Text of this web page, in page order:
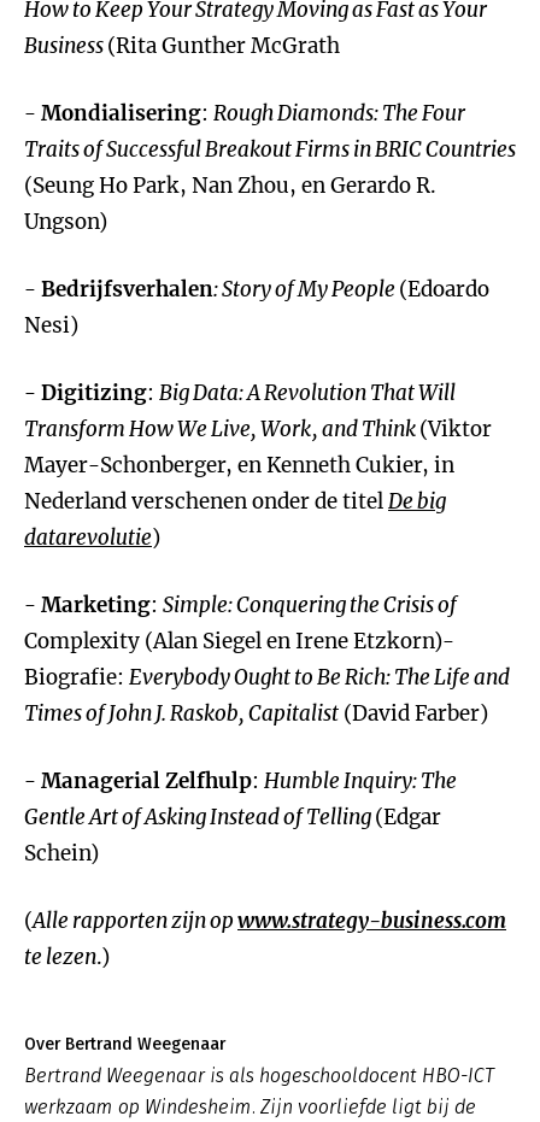
How to Keep Your Strategy Moving as Fast as Your
Business(Rita Gunther McGrath
- Mondialisering: Rough Diamonds: The Four
Traits of Successful Breakout Firms in BRIC Countries
(Seung Ho Park, Nan Zhou, en Gerardo R.
Ungson)
- Bedrijfsverhalen: Story of My People (Edoardo
Nesi)
- Digitizing: Big Data: A Revolution That Will
Transform How We Live, Work, and Think(Viktor
Mayer-Schonberger, en Kenneth Cukier, in
Nederland verschenen onder de titelDe big
datarevolutie)
- Marketing: Simple: Conquering the Crisis of
Complexity (Alan Siegel en Irene Etzkorn)-
Biografie: Everybody Ought to Be Rich: The Life and
Times of John J. Raskob, Capitalist (David Farber)
- Managerial Zelfhulp: Humble Inquiry: The
Gentle Art of Asking Instead of Telling(Edgar
Schein)
(Alle rapporten zijn opwww.strategy-business.com
te lezen.)
Over Bertrand Weegenaar
Bertrand Weegenaar is als hogeschooldocent HBO-ICT
werkzaam op Windesheim. Zijn voorliefde ligt bij de